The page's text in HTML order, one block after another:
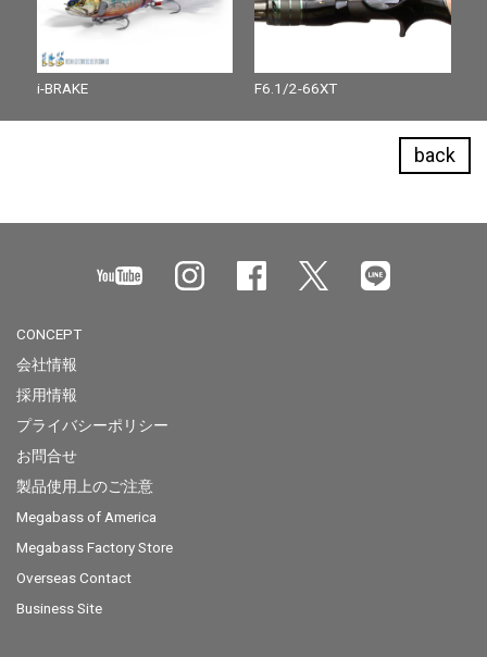
i-BRAKE F6.1/2-66XT
back
CONCEPT
会社情報
採用情報
プライバシーポリシー
お問合せ
製品使用上のご注意
Megabass of America
Megabass Factory Store
Overseas Contact
Business Site